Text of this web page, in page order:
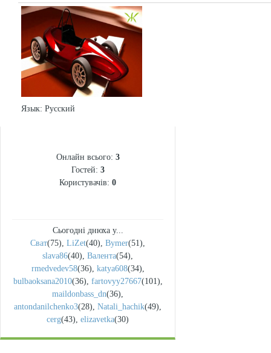
Язык: Русский
Онлайн всього: 3
Гостей: 3
Користувачів: 0
Сьогодні днюха у...
Сват(75), LiZet(40), Bymer(51),
slava86(40), Валента(54),
rmedvedev58(36), katya608(34),
bulbaoksana2010(36), fartovyy27667(101),
maildonbass_dn(36),
antondanilchenko3(28), Natali_hachik(49),
cerg(43), elizavetka(30)